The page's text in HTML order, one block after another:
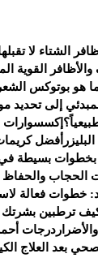
الشتاء لا
القوية
هو بوتوكس
إلى
إكسسوارات
أفضل
بخطوات بسيطة
والحفاظ
خطوات فعالة
ترطبين بشرتك
درجات
بعد العلاج